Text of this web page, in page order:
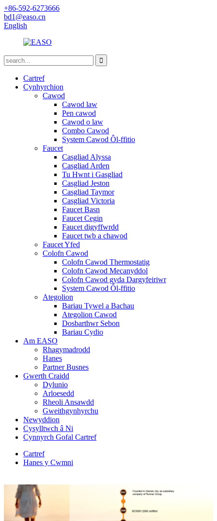
+86-592-6273666
bd1@easo.cn
English
Cartref
Cynhyrchion
Cawod
Cawod law
Pen cawod
Cawod o law
Combo Cawod
System Cawod Ôl-ffitio
Faucet
Casgliad Alyssa
Casgliad Arden
Tu Hwnt i Gasgliad
Casgliad Jeston
Casgliad Taymor
Casgliad Victoria
Faucet Basn
Faucet Cegin
Faucet digyffwrdd
Faucet twb a chawod
Faucet Yfed
Colofn Cawod
Colofn Cawod Thermostatig
Colofn Cawod Mecanyddol
Colofn Cawod gyda Dargyfeiriwr
System Cawod Ôl-ffitio
Ategolion
Bariau Tywel a Bachau
Ategolion Cawod
Dosbarthwr Sebon
Bariau Cydio
Am EASO
Rhagymadrodd
Hanes
Partner Busnes
Gwerth Craidd
Dylunio
Arloesedd
Rheoli Ansawdd
Gweithgynhyrchu
Newyddion
Cysylltwch â Ni
Cynnyrch Gofal Cartref
Cartref
Hanes y Cwmni